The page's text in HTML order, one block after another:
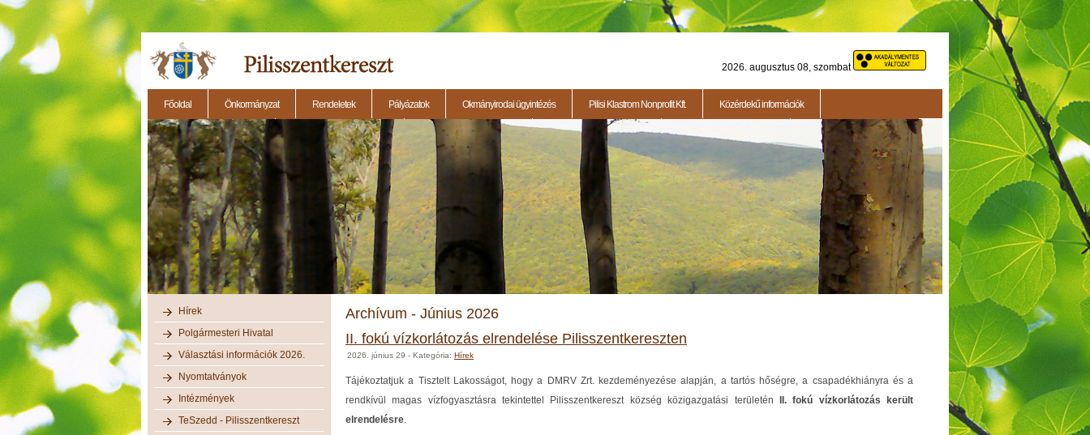
2026. augusztus 08, szombat
Főoldal Önkormányzat Rendeletek Pályázatok Okmányirodai ügyintézés Pilisi Klastrom Nonprofit Kft. Közérdekű információk
2014.11.27. - Testületi ülés 2014.12.28. - Testületi ülés 2014.11.13. - Testületi ülés 2015.01.29. - Testületi ülés 2015.04.23. - Testületi ülés 2015.05.14. - Testületi ülés
Hírek
Polgármesteri Hivatal
Választási információk 2026.
Nyomtatványok
Intézmények
TeSzedd - Pilisszentkereszt
Archívum - Június 2026
II. fokú vízkorlátozás elrendelése Pilisszentkereszten
2026. június 29 - Kategória: Hírek
Tájékoztatjuk a Tisztelt Lakosságot, hogy a DMRV Zrt. kezdeményezése alapján, a tartós hőségre, a csapadékhiányra és a
rendkívül magas vízfogyasztásra tekintettel Pilisszentkereszt község közigazgatási területén II. fokú vízkorlátozás került
elrendelésre